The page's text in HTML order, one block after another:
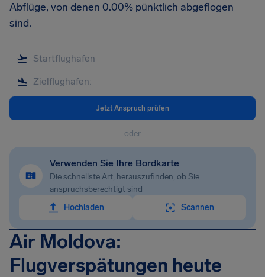
Abflüge, von denen 0.00% pünktlich abgeflogen
sind.
Jetzt Anspruch prüfen
oder
Verwenden Sie Ihre Bordkarte
Die schnellste Art, herauszufinden, ob Sie
anspruchsberechtigt sind
Hochladen
Scannen
Air Moldova:
Flugverspätungen heute